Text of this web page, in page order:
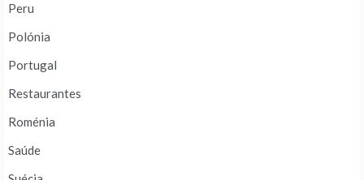
Peru
Polónia
Portugal
Restaurantes
Roménia
Saúde